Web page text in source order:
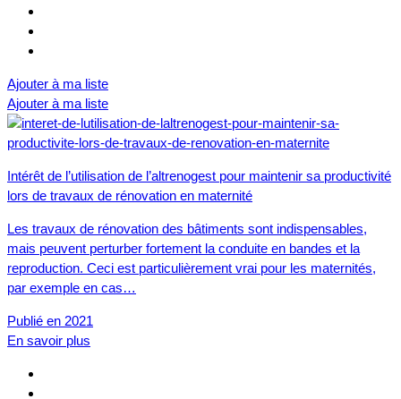
Ajouter à ma liste
Ajouter à ma liste
Intérêt de l’utilisation de l’altrenogest pour maintenir sa productivité
lors de travaux de rénovation en maternité
Les travaux de rénovation des bâtiments sont indispensables,
mais peuvent perturber fortement la conduite en bandes et la
reproduction. Ceci est particulièrement vrai pour les maternités,
par exemple en cas…
Publié en 2021
En savoir plus